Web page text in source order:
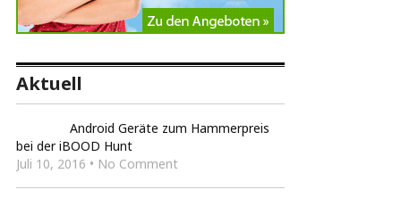
Aktuell
Android Geräte zum Hammerpreis
bei der iBOOD Hunt
Juli 10, 2016 • No Comment